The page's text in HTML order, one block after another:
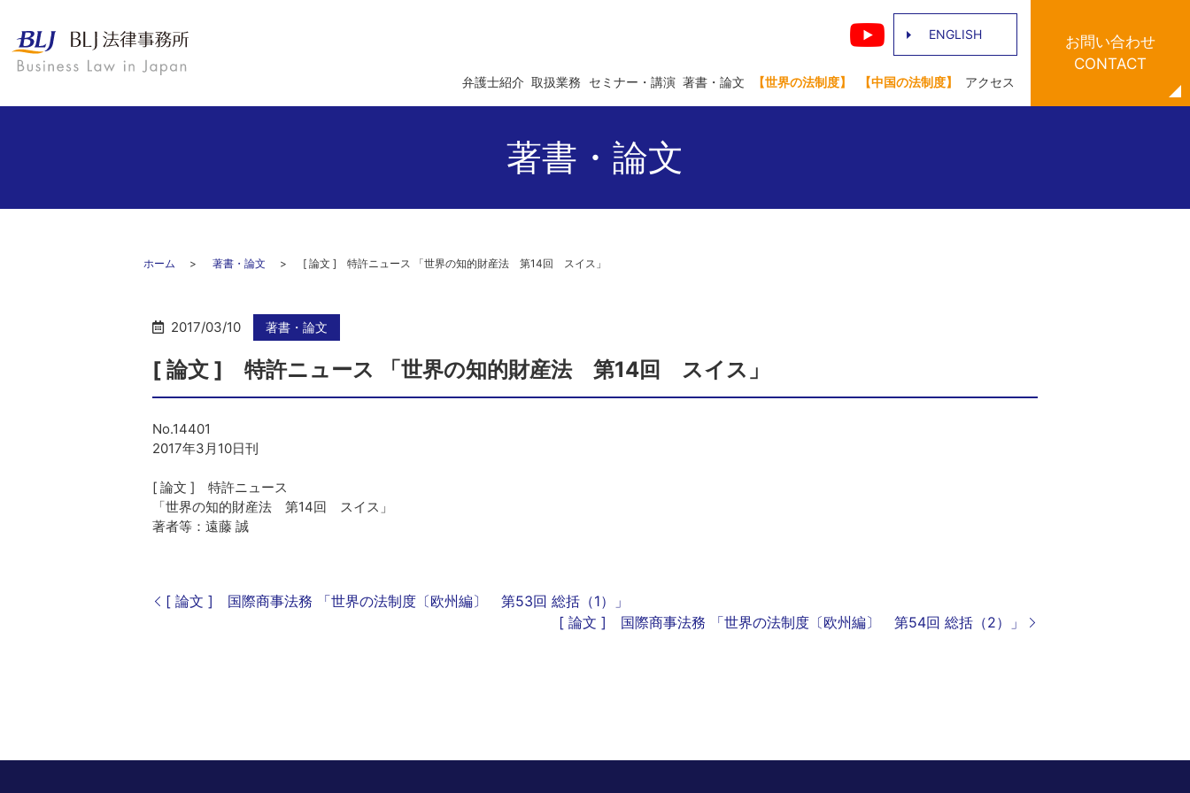
弁護士紹介 取扱業務 セミナー・講演 著書・論文 【世界の法制度】 【中国の法制度】 アクセス
ENGLISH
お問い合わせ
CONTACT
著書・論文
ホーム 著書・論文 [ 論文 ] 特許ニュース 「世界の知的財産法 第14回 スイス」
2017/03/10 著書・論文
[ 論文 ] 特許ニュース 「世界の知的財産法 第14回 スイス」
No.14401
2017年3月10日刊
[ 論文 ] 特許ニュース
「世界の知的財産法 第14回 スイス」
著者等：遠藤 誠
[ 論文 ] 国際商事法務 「世界の法制度〔欧州編〕 第53回 総括（1）」
[ 論文 ] 国際商事法務 「世界の法制度〔欧州編〕 第54回 総括（2）」